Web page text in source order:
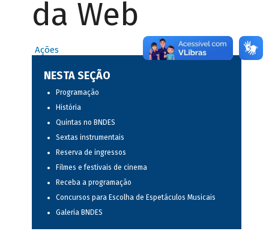
da Web
Ações
NESTA SEÇÃO
Programação
História
Quintas no BNDES
Sextas instrumentais
Reserva de ingressos
Filmes e festivais de cinema
Receba a programação
Concursos para Escolha de Espetáculos Musicais
Galeria BNDES